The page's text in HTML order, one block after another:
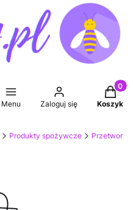
Menu Zaloguj się Koszyk
Produkty spożywcze Przetwory